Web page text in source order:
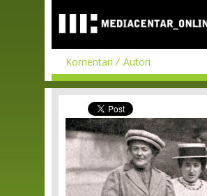
main
content
Komentari Autori